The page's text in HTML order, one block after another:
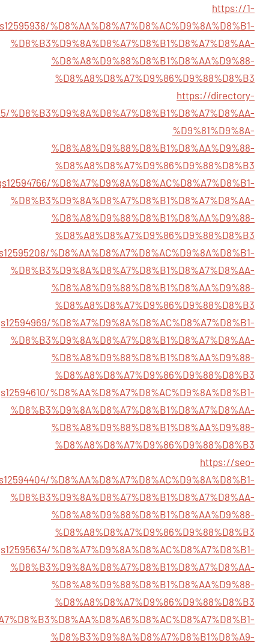
https://1-
%D8%AA%D8%A7%D8%AC%D9%8A%D8%B1-
%D8%B3%D9%8A%D8%A7%D8%B1%D8%A7%D8%AA-
%D8%A8%D9%88%D8%B1%D8%AA%D9%88-
%D8%A8%D8%A7%D9%86%D9%88%D8%B3
https://directory-
%D9%81%D9%8A-
%D8%A8%D9%88%D8%B1%D8%AA%D9%88-
%D8%A8%D8%A7%D9%86%D9%88%D8%B3
%D8%A7%D9%8A%D8%AC%D8%A7%D8%B1-
%D8%B3%D9%8A%D8%A7%D8%B1%D8%A7%D8%AA-
%D8%A8%D9%88%D8%B1%D8%AA%D9%88-
%D8%A8%D8%A7%D9%86%D9%88%D8%B3
%D8%AA%D8%A7%D8%AC%D9%8A%D8%B1-
%D8%B3%D9%8A%D8%A7%D8%B1%D8%A7%D8%AA-
%D8%A8%D9%88%D8%B1%D8%AA%D9%88-
%D8%A8%D8%A7%D9%86%D9%88%D8%B3
%D8%A7%D9%8A%D8%AC%D8%A7%D8%B1-
%D8%B3%D9%8A%D8%A7%D8%B1%D8%A7%D8%AA-
%D8%A8%D9%88%D8%B1%D8%AA%D9%88-
%D8%A8%D8%A7%D9%86%D9%88%D8%B3
%D8%AA%D8%A7%D8%AC%D9%8A%D8%B1-
%D8%B3%D9%8A%D8%A7%D8%B1%D8%A7%D8%AA-
%D8%A8%D9%88%D8%B1%D8%AA%D9%88-
%D8%A8%D8%A7%D9%86%D9%88%D8%B3
https://seo-
%D8%AA%D8%A7%D8%AC%D9%8A%D8%B1-
%D8%B3%D9%8A%D8%A7%D8%B1%D8%A7%D8%AA-
%D8%A8%D9%88%D8%B1%D8%AA%D9%88-
%D8%A8%D8%A7%D9%86%D9%88%D8%B3
%D8%A7%D9%8A%D8%AC%D8%A7%D8%B1-
%D8%B3%D9%8A%D8%A7%D8%B1%D8%A7%D8%AA-
%D8%A8%D9%88%D8%B1%D8%AA%D9%88-
%D8%A8%D8%A7%D9%86%D9%88%D8%B3
%D8%B3%D9%8A%D8%A7%D8%B1%D8%A9-